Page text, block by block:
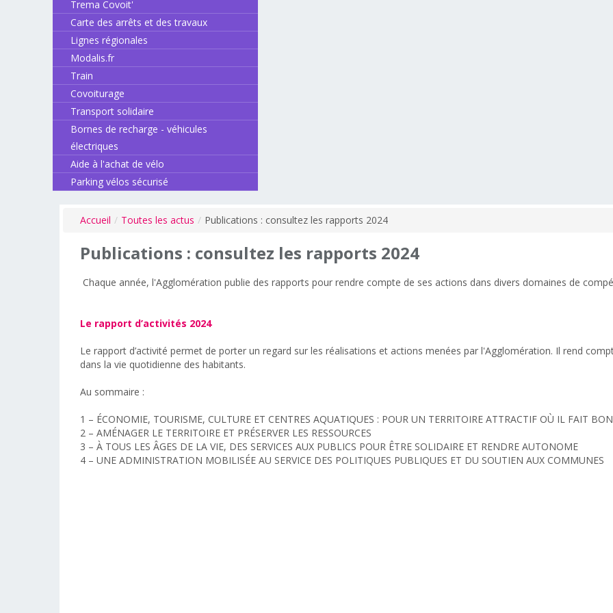
Trema Covoit'
Carte des arrêts et des travaux
Lignes régionales
Modalis.fr
Train
Covoiturage
Transport solidaire
Bornes de recharge - véhicules
électriques
Aide à l'achat de vélo
Parking vélos sécurisé
Accueil / Toutes les actus / Publications : consultez les rapports 2024
Publications : consultez les rapports 2024
Chaque année, l'Agglomération publie des rapports pour rendre compte de ses actions dans divers domaines de
Le rapport d’activités 2024
Le rapport d’activité permet de porter un regard sur les réalisations et actions menées par l'Agglomération. Il rend
dans la vie quotidienne des habitants.
Au sommaire :
1 – ÉCONOMIE, TOURISME, CULTURE ET CENTRES AQUATIQUES : POUR UN TERRITOIRE ATTRACTIF OÙ IL FAIT
2 – AMÉNAGER LE TERRITOIRE ET PRÉSERVER LES RESSOURCES
3 – À TOUS LES ÂGES DE LA VIE, DES SERVICES AUX PUBLICS POUR ÊTRE SOLIDAIRE ET RENDRE AUTONOME
4 – UNE ADMINISTRATION MOBILISÉE AU SERVICE DES POLITIQUES PUBLIQUES ET DU SOUTIEN AUX COMMUNES